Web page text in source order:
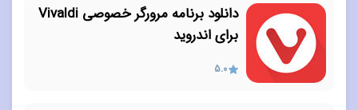
دانلود برنامه مرورگر خصوصی Vivaldi
برای اندروید
5.0